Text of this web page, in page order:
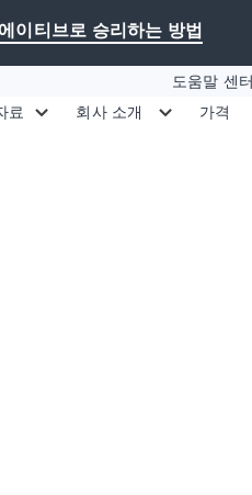
이티브로 승리하는 방법
도움말 센터
료 회사 소개 가격